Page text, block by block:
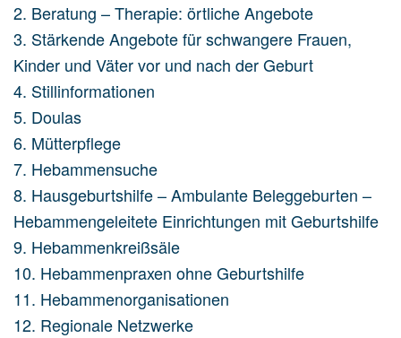
2. Beratung – Therapie: örtliche Angebote
3. Stärkende Angebote für schwangere Frauen,
Kinder und Väter vor und nach der Geburt
4. Stillinformationen
5. Doulas
6. Mütterpflege
7. Hebammensuche
8. Hausgeburtshilfe – Ambulante Beleggeburten –
Hebammengeleitete Einrichtungen mit Geburtshilfe
9. Hebammenkreißsäle
10. Hebammenpraxen ohne Geburtshilfe
11. Hebammenorganisationen
12. Regionale Netzwerke